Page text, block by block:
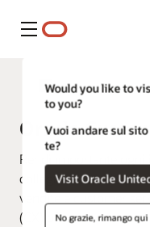
Menu
Would you like to
to you?
Vuoi andare sul
te?
Visit
No grazie, rimango qui
Fusion Applications
Oracle
Rendi importante ogni
collegando tutti i tuoi
vendite e customer
(CX) offre una suite